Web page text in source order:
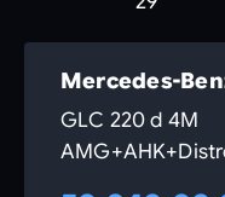
Mercedes-
GLC 220 d 4M